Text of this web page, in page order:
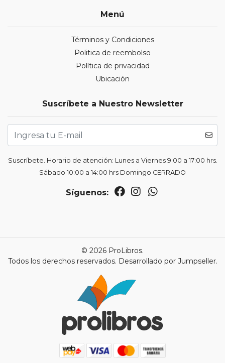
Menú
Términos y Condiciones
Politica de reembolso
Política de privacidad
Ubicación
Suscríbete a Nuestro Newsletter
Suscríbete. Horario de atención: Lunes a Viernes 9:00 a 17:00 hrs.
Sábado 10:00 a 14:00 hrs Domingo CERRADO
Síguenos:
© 2026 ProLibros.
Todos los derechos reservados. Desarrollado por Jumpseller.